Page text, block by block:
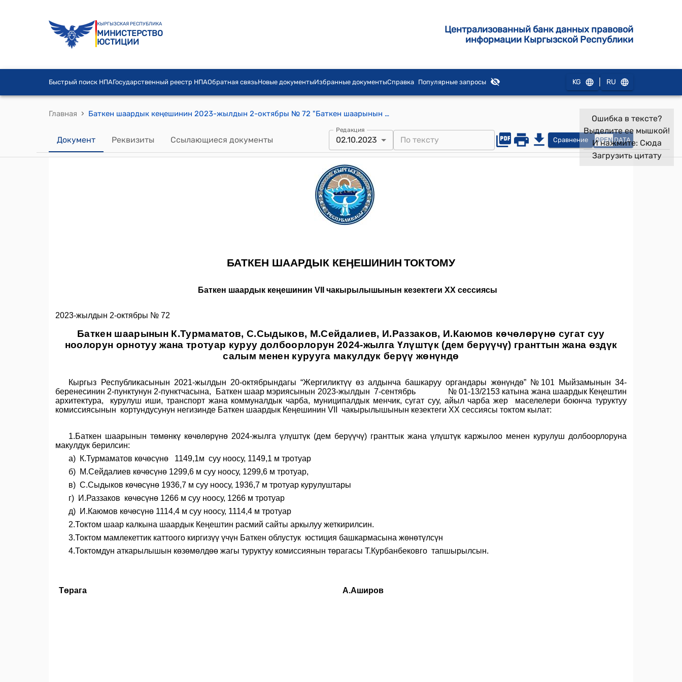
КЫРГЫЗСКАЯ РЕСПУБЛИКА
МИНИСТЕРСТВО
ЮСТИЦИИ
Централизованный банк данных правовой
информации Кыргызской Республики
Быстрый поиск НПАГосударственный реестр НПАОбратная связьНовые документыИзбранные документыСправка Популярные запросы KG RU
Главная › Баткен шаардык кеңешинин 2023-жылдын 2-октябры № 72 "Баткен шаарынын К.Турмаматов, С.Сыдыков, М.Сейдалиев, И.Раззаков, И.Каюмов көчөлөрүнө сугат суу ноолорун орнотуу жана тротуар куруу долбоорлорун 2024-жылга Үлүштүк (дем берүүчү) гранттын жана өздүк салым менен курууга макулдук берүү жөнүндө" токтому
Документ Реквизиты Ссылающиеся документы
Редакция
02.10.2023 Сравнение OPEN DATA
Ошибка в тексте?
Выделите ее мышкой!
И нажмите: Сюда
Загрузить цитату